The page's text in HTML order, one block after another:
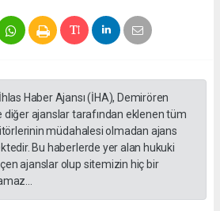
Haber Ajansı (İHA), Demirören
diğer ajanslar tarafından eklenen tüm
müdahalesi olmadan ajans
Bu haberlerde yer alan hukuki
ajanslar olup sitemizin hiç bir